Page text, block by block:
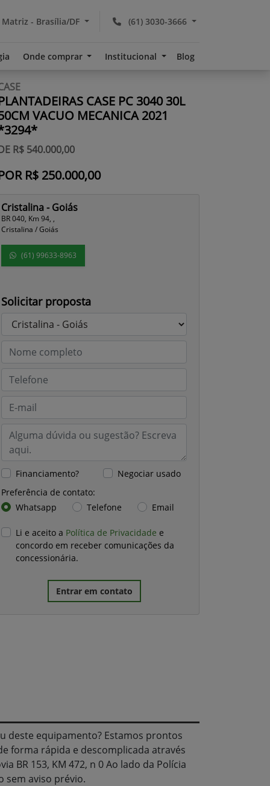
(61) 3030-3666
- Brasília/DF
Onde comprar Institucional Blog
CASE PC 3040 30L
VACUO MECANICA 2021
R$ 540.000,00
R$ 250.000,00
Cristalina - Goiás
BR 040, Km 94, ,
Cristalina / Goiás
(61) 99633-8963
Solicitar proposta
Financiamento?
Negociar usado
Preferência de contato:
Whatsapp
Telefone Email
Li e aceito a Política de Privacidade e
concordo em receber comunicações da
concessionária.
Entrar em contato
deste equipamento? Estamos prontos
forma rápida e descomplicada através
BR 153, KM 472, n 0 Ao lado da Polícia
sem aviso prévio.